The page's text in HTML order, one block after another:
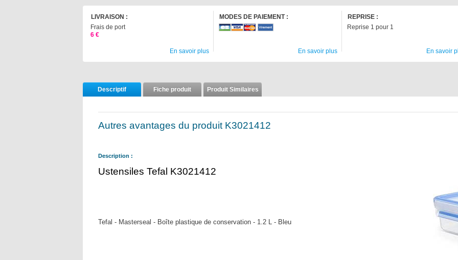
LIVRAISON :
Frais de port
6 €
En savoir plus
MODES DE PAIEMENT :
En savoir plus
REPRISE :
Reprise 1 pour 1
En savoir
Descriptif Fiche produit Produit Similaires
Autres avantages du produit K3021412
Description :
Ustensiles Tefal K3021412
Tefal - Masterseal - Boîte plastique de conservation - 1.2 L - Bleu